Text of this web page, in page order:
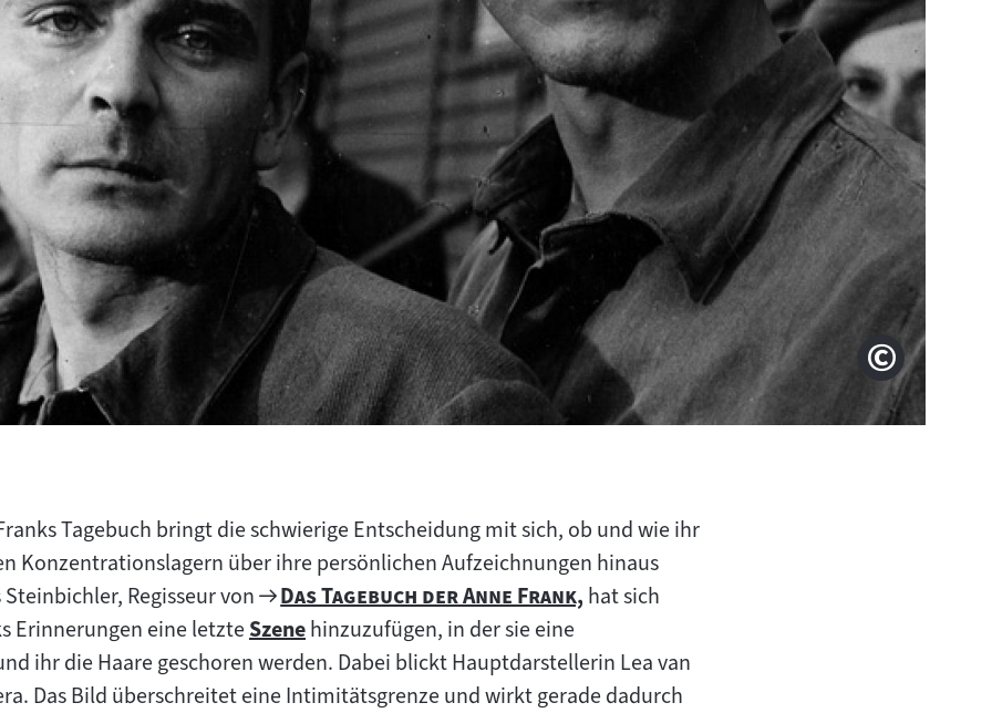
Copyright
DEFA-
Tagebuch bringt die schwierige Entscheidung mit sich, ob und wie ihr
Konzentrationslagern über ihre persönlichen Aufzeichnungen hinaus
Regisseur von
Zum
Filmarchiv:
"
Das Tagebuch der Anne Frank, "
hat sich
Erinnerungen eine letzteZum
Inhalt:
Szenehinzuzufügen, in der sie eine
ihr die Haare geschoren werden. Dabei blickt Hauptdarstellerin Lea van
Das Bild überschreitet eine Intimitätsgrenze und wirkt gerade dadurch